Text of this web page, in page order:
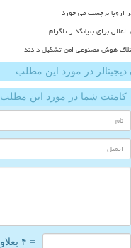
برچسب می خورد
برای بنیانگذار تلگرام
هوش مصنوعی امن تشکیل دادند
دیجیتالر در مورد این مطلب
کامنت شما در مورد این مطلب
= ۴ بعلاوه ۵